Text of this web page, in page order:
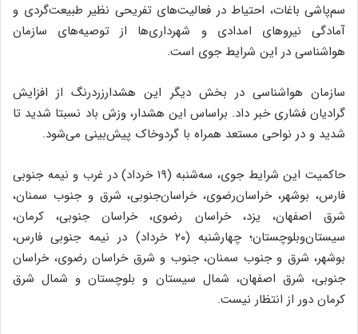
سم‌پاشی باغات، احتیاط در فعالیت‌های تفریحی نظیر طبیعت‌گردی و
آمادگی نیروهای امدادی و شهرداری‌ها از توصیه‌های سازمان
هواشناسی در این شرایط جوی است.
سازمان هواشناسی در بخش دیگر این هشدارزردرنگ از افزایش
گرادیان فشاری خبر داد. براساس این هشدار، وزش باد نسبتا شدید تا
شدید و در نواحی مستعد همراه با گردوخاک پیش‌بینی می‌شود.
حاکمیت این شرایط جوی، سه‌شنبه (۱۹ خرداد) در غرب و نیمه‌ جنوبی
فارس، بوشهر، خراسان‌رضوی، خراسان‌جنوبی، شرق و جنوب سمنان،
شرق اصفهان، یزد، خراسان رضوی، خراسان جنوبی، کرمان،
سیستان‌وبلوچستان؛ چهارشنبه (۲۰ خرداد) در نیمه جنوبی فارس،
بوشهر، شرق و جنوب سمنان، جنوب و شرق خراسان رضوی، خراسان
جنوبی، شرق اصفهان، شمال سیستان و بلوچستان و شمال شرق
کرمان دور از انتظار نیست.